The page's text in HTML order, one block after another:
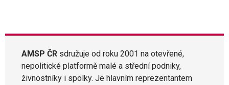
AMSP ČR sdružuje od roku 2001 na otevřené,
nepolitické platformě malé a střední podniky,
živnostníky i spolky. Je hlavním reprezentantem